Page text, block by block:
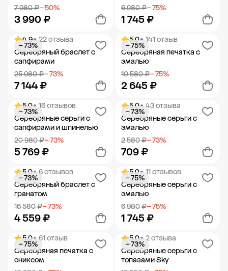
7 980 ₽− 50%
3 990 ₽
Добавить в корзину
6 980 ₽− 75%
1 745 ₽
Добавить в корзину
4.9• 22 отзыва
Серебряный браслет с
сапфирами
25 980 ₽− 73%
7 144 ₽
− 73%
Добавить в корзину
5.0• 141 отзыв
Серебряная печатка с
эмалью
10 580 ₽− 75%
2 645 ₽
− 75%
Добавить в корзину
5.0• 16 отзывов
Серебряные серьги с
сапфирами и шпинелью
20 980 ₽− 73%
5 769 ₽
− 73%
Добавить в корзину
5.0• 43 отзыва
Серебряные серьги с
эмалью
2 580 ₽− 73%
709 ₽
− 73%
Добавить в корзину
5.0• 6 отзывов
Серебряный браслет с
гранатом
16 580 ₽− 73%
4 559 ₽
− 73%
Добавить в корзину
5.0• 11 отзывов
Серебряные серьги с
эмалью
6 980 ₽− 75%
1 745 ₽
− 75%
Добавить в корзину
5.0• 61 отзыв
Серебряная печатка с
ониксом
− 75%
5.0• 2 отзыва
Серебряные серьги с
топазами Sky
− 73%